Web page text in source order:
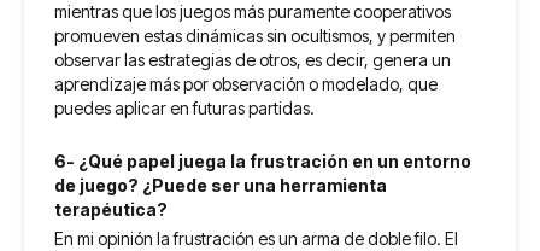
mientras que los juegos más puramente cooperativos
promueven estas dinámicas sin ocultismos, y permiten
observar las estrategias de otros, es decir, genera un
aprendizaje más por observación o modelado, que
puedes aplicar en futuras partidas.
6- ¿Qué papel juega la frustración en un entorno
de juego? ¿Puede ser una herramienta
terapéutica?
En mi opinión la frustración es un arma de doble filo. El